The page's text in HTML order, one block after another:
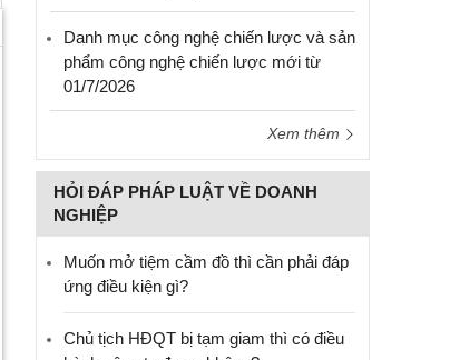
Danh mục công nghệ chiến lược và sản
phẩm công nghệ chiến lược mới từ
01/7/2026
Xem thêm
HỎI ĐÁP PHÁP LUẬT VỀ DOANH
NGHIỆP
Muốn mở tiệm cầm đồ thì cần phải đáp
ứng điều kiện gì?
Chủ tịch HĐQT bị tạm giam thì có điều